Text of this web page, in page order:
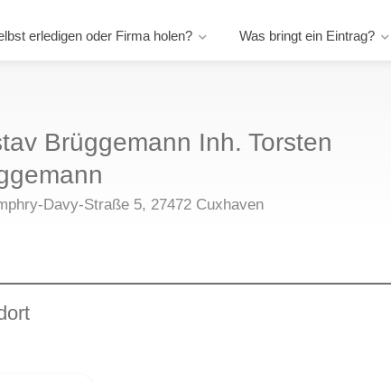
erledigen oder Firma holen? Was bringt ein Eintrag?
Brüggemann Inh. Torsten
Davy-Straße 5, 27472 Cuxhaven